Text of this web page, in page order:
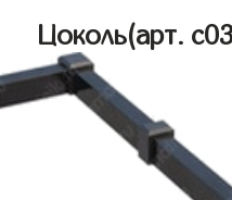
Цоколь(арт.